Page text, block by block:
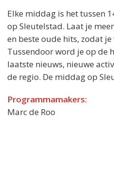
Elke middag is het tussen
op Sleutelstad. Laat je
en beste oude hits, zodat
Tussendoor word je op de
laatste nieuws, nieuwe
de regio. De middag op
Programmamakers:
Marc de Roo